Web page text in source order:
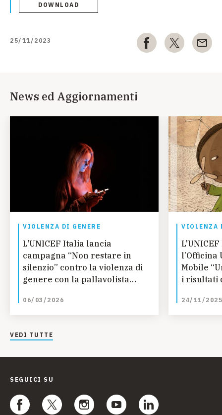
DOWNLOAD
25/11/2023
News ed Aggiornamenti
VIOLENZA DI GENERE
L'UNICEF Italia lancia
campagna “Non restare in
silenzio” contro la violenza di
genere con la pallavolista
06/03/2026
VIOLENZA
l’Officina
Mobile
i risultati
genere
24/11/2025
VEDI TUTTE
SEGUICI SU